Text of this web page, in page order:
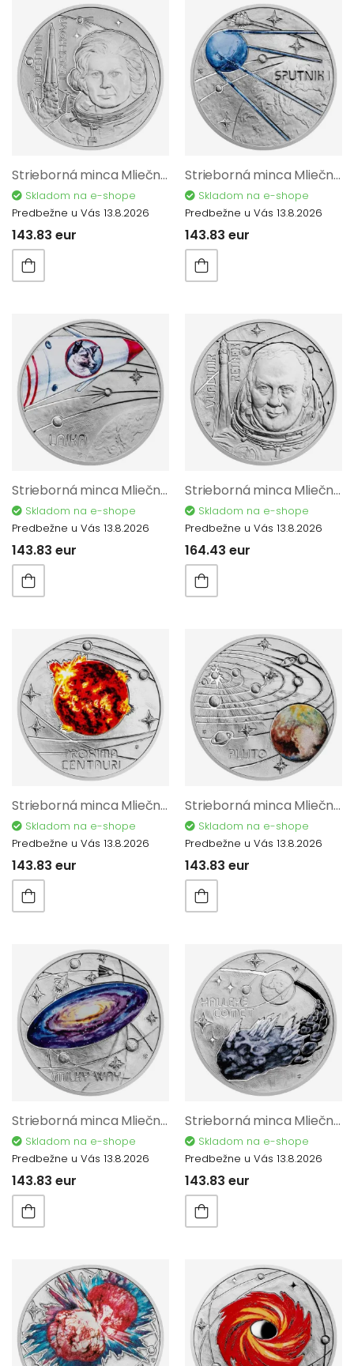
Strieborná minca Mliečna dráha - Prvá žena vo vesmíre proof 12210
Skladom na e-shope
Predbežne u Vás 13.8.2026
143.83 eur
Strieborná minca Mliečna dráha - Prvá umelá družica proof 12195
Skladom na e-shope
Predbežne u Vás 13.8.2026
143.83 eur
Strieborná minca Mliečna dráha - Prvý tvor na obežnej dráhe proof 12196
Skladom na e-shope
Predbežne u Vás 13.8.2026
143.83 eur
Strieborná minca Mliečna dráha - Prvý Čechoslovák vo vesmíre Proof 12168
Skladom na e-shope
Predbežne u Vás 13.8.2026
164.43 eur
Strieborná minca Mliečna dráha - Proxima Centauri proof 12197
Skladom na e-shope
Predbežne u Vás 13.8.2026
143.83 eur
Strieborná minca Mliečna dráha - Pluto proof 12192
Skladom na e-shope
Predbežne u Vás 13.8.2026
143.83 eur
Strieborná minca Mliečna dráha - Mliečna dráha proof 12194
Skladom na e-shope
Predbežne u Vás 13.8.2026
143.83 eur
Strieborná minca Mliečna dráha - Halleyova kométa proof 12198
Skladom na e-shope
Predbežne u Vás 13.8.2026
143.83 eur